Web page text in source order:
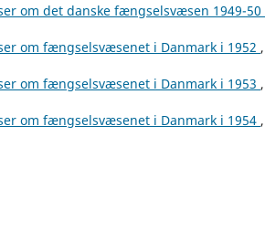
om det danske fængselsvæsen 1949-50
om fængselsvæsenet i Danmark i 1952 ,
om fængselsvæsenet i Danmark i 1953 ,
om fængselsvæsenet i Danmark i 1954 ,